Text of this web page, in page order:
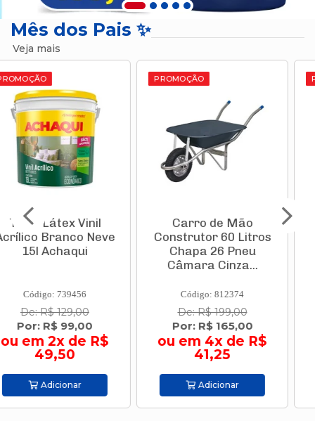
Mês dos Pais ✨
Veja mais
PROMOÇÃO
Carro de Mão
Construtor 60 Litros
Chapa 26 Pneu
Código: 812374
De: R$ 199,00
Por: R$ 165,00
ou em 4x de R$
41,25
Adicionar
PROMOÇÃO
Aspirador de Pó
Vertical Vcl 1 Stick
1000w 220v
11982210 Ka...
Código: 835935
De: R$ 231,10
Por: R$ 179,00
ou em 4x de R$
44,75
Adicionar